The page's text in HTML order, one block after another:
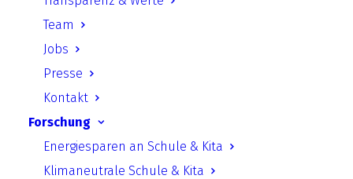
Team
Jobs
Presse
Kontakt
Forschung
Energiesparen an Schule & Kita
Klimaneutrale Schule & Kita